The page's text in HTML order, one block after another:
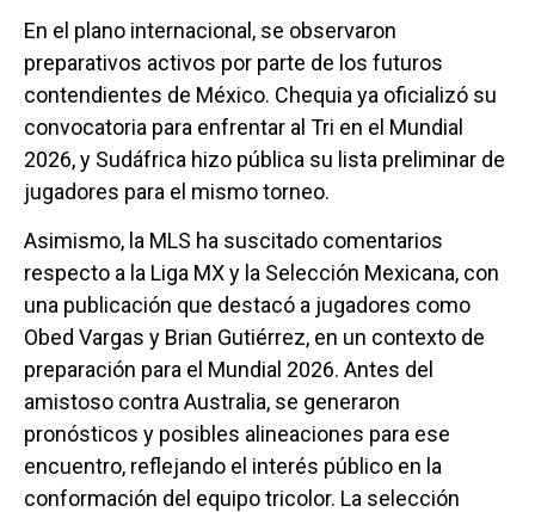
En el plano internacional, se observaron
preparativos activos por parte de los futuros
contendientes de México. Chequia ya oficializó su
convocatoria para enfrentar al Tri en el Mundial
2026, y Sudáfrica hizo pública su lista preliminar de
jugadores para el mismo torneo.
Asimismo, la MLS ha suscitado comentarios
respecto a la Liga MX y la Selección Mexicana, con
una publicación que destacó a jugadores como
Obed Vargas y Brian Gutiérrez, en un contexto de
preparación para el Mundial 2026. Antes del
amistoso contra Australia, se generaron
pronósticos y posibles alineaciones para ese
encuentro, reflejando el interés público en la
conformación del equipo tricolor. La selección